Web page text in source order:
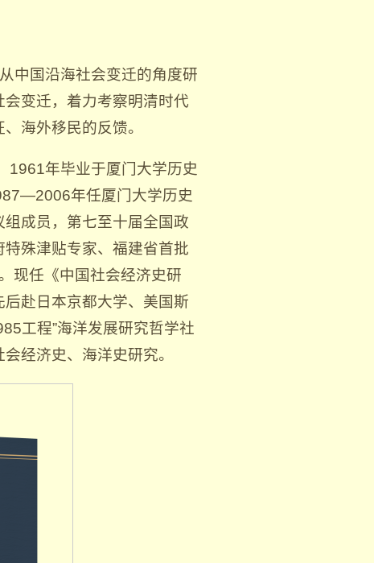
中国沿海社会变迁的角度研
变迁，着力考察明清时代
海外移民的反馈。
1961年毕业于厦门大学历史
年任厦门大学历史
成员，第七至十届全国政
殊津贴专家、福建省首批
现任《中国社会经济史研
赴日本京都大学、美国斯
工程”海洋发展研究哲学社
经济史、海洋史研究。